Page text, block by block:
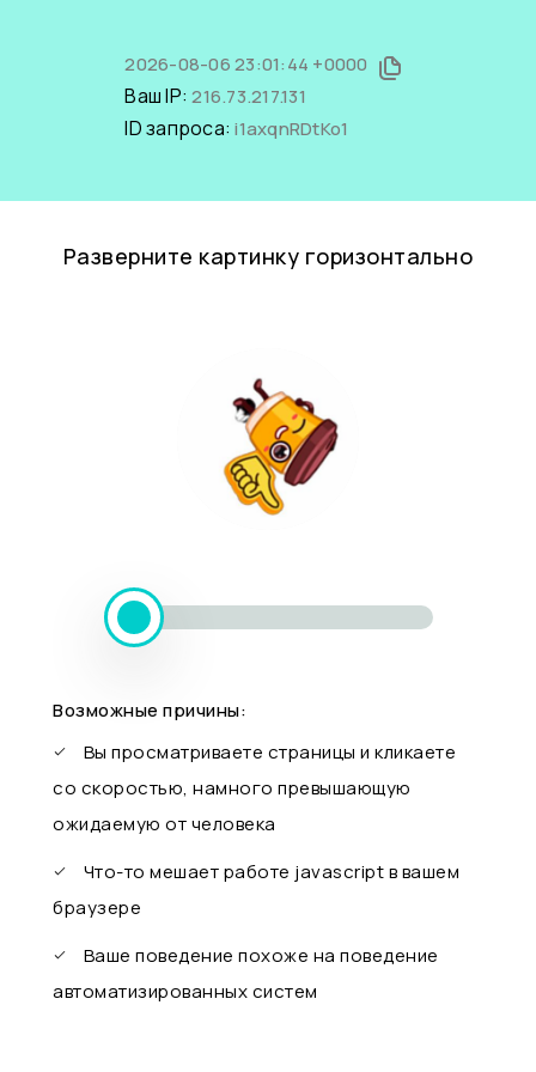
2026-08-06 23:01:44 +0000
Ваш IP:216.73.217.131
ID запроса:i1axqnRDtKo1
Разверните картинку горизонтально
Возможные причины:
Вы просматриваете страницы и кликаете
со скоростью, намного превышающую
ожидаемую от человека
Что-то мешает работе javascript в вашем
браузере
Ваше поведение похоже на поведение
автоматизированных систем